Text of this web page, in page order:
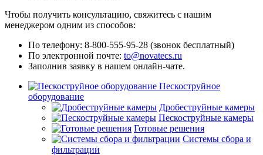
Чтобы получить консультацию, свяжитесь с нашим
менеджером одним из способов:
По телефону: 8-800-555-95-28 (звонок бесплатный)
По электронной почте: to@novatecs.ru
Заполнив заявку в нашем онлайн-чате.
Пескоструйное
оборудование
Дробеструйные камеры
Пескоструйные камеры
Готовые решения
Системы сбора и
фильтрации